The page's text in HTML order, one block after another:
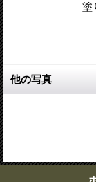
塗
他の写真